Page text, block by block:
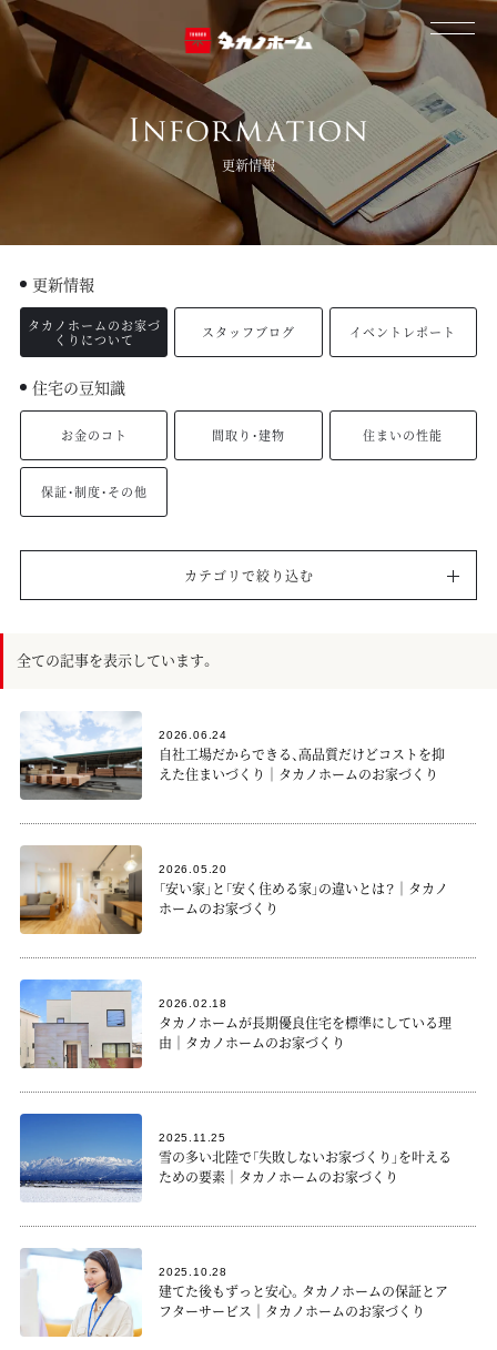
更新情報
更新情報
タカノホームのお家づ
くりについて
スタッフブログ イベントレポート
住宅の豆知識
お金のコト 間取り・建物 住まいの性能
保証・制度・その他
カテゴリで絞り込む
全ての記事を表示しています。
2026.06.24
自社工場だからできる、高品質だけどコストを抑
えた住まいづくり｜タカノホームのお家づくり
2026.05.20
「安い家」と「安く住める家」の違いとは？｜タカノ
ホームのお家づくり
2026.02.18
タカノホームが長期優良住宅を標準にしている理
由｜タカノホームのお家づくり
2025.11.25
雪の多い北陸で「失敗しないお家づくり」を叶える
ための要素｜タカノホームのお家づくり
2025.10.28
建てた後もずっと安心。タカノホームの保証とア
フターサービス｜タカノホームのお家づくり